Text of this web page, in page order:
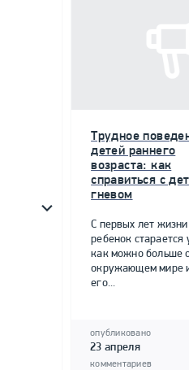
Трудное
детей раннего
возраста: как
справиться с
гневом
С первых лет жизни
ребенок старается
как можно больше
окружающем мире
его...
опубликовано
23 апреля
комментариев